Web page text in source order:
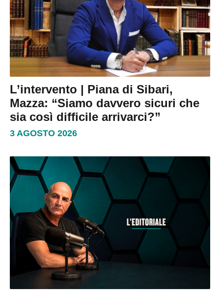
L’intervento | Piana di Sibari,
Mazza: “Siamo davvero sicuri che
sia così difficile arrivarci?”
3 AGOSTO 2026